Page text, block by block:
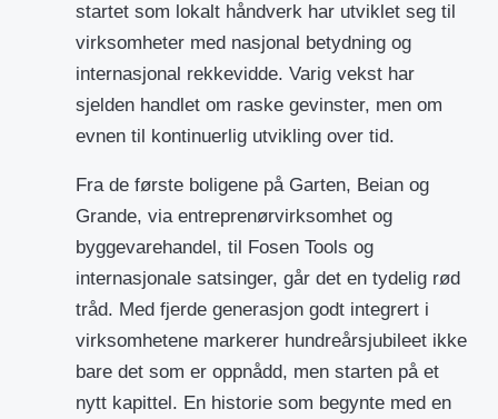
startet som lokalt håndverk har utviklet seg til
virksomheter med nasjonal betydning og
internasjonal rekkevidde. Varig vekst har
sjelden handlet om raske gevinster, men om
evnen til kontinuerlig utvikling over tid.
Fra de første boligene på Garten, Beian og
Grande, via entreprenørvirksomhet og
byggevarehandel, til Fosen Tools og
internasjonale satsinger, går det en tydelig rød
tråd. Med fjerde generasjon godt integrert i
virksomhetene markerer hundreårsjubileet ikke
bare det som er oppnådd, men starten på et
nytt kapittel. En historie som begynte med en